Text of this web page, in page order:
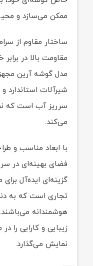
ممکن می‌سازد و
ساختار مقاوم از
مقاومت بالا در
مدل گوشه آرین
شیرآلات
سرریز آب است که
می‌کند.
با ابعاد مناسب و
فضای بهینه‌ای در
گزینه‌ای ایده‌آل
تجاری است که به
هوشمندانه
زیبایی و کارایی را
نمایش می‌گذارد.